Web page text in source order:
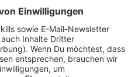
beim «Walman»